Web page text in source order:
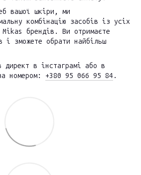
вашої шкіри, ми
комбінацію засобів із усіх
Mikas брендів. Ви отримаєте
і зможете обрати найбільш
директ в інстаграмі або в
номером: +380 95 066 95 84.